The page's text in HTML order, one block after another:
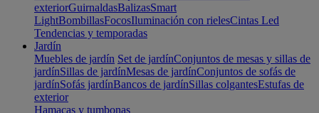
exteriorGuirnaldasBalizasSmart
LightBombillasFocosIluminación con rielesCintas Led
Tendencias y temporadas
Jardín
Muebles de jardín Set de jardínConjuntos de mesas y sillas de
jardínSillas de jardínMesas de jardínConjuntos de sofás de
jardínSofás jardínBancos de jardínSillas colgantesEstufas de
exterior
Hamacas y tumbonas